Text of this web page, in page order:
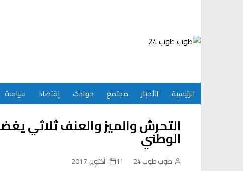
الرئيسية الأخبار مجتمع حوادث إقتصاد سياسة
التحرش والميز والعنف ثلاثي
الوطني
طوب طوب 24 11 أكتوبر، 2017